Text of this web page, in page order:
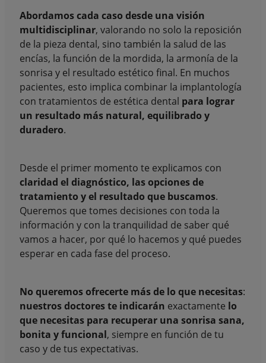
Abordamos cada caso desde una visión
multidisciplinar, valorando no solo la reposición
de la pieza dental, sino también la salud de las
encías, la función de la mordida, la armonía de la
sonrisa y el resultado estético final. En muchos
pacientes, esto implica combinar la implantología
con tratamientos de estética dental para lograr
un resultado más natural, equilibrado y
duradero.
Desde el primer momento te explicamos con
claridad el diagnóstico, las opciones de
tratamiento y el resultado que buscamos.
Queremos que tomes decisiones con toda la
información y con la tranquilidad de saber qué
vamos a hacer, por qué lo hacemos y qué puedes
esperar en cada fase del proceso.
No queremos ofrecerte más de lo que necesitas:
nuestros doctores te indicarán exactamente lo
que necesitas para recuperar una sonrisa sana,
bonita y funcional, siempre en función de tu
caso y de tus expectativas.